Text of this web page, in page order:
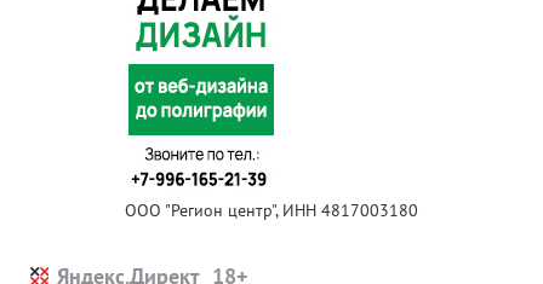
ООО "Регион центр", ИНН 4817003180
Яндекс.Директ